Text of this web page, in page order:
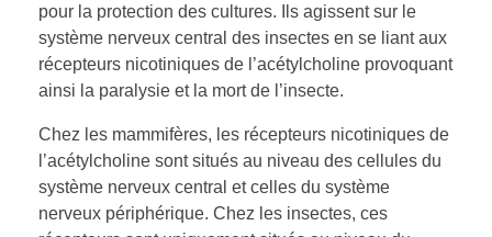
pour la protection des cultures. Ils agissent sur le
système nerveux central des insectes en se liant aux
récepteurs nicotiniques de l’acétylcholine provoquant
ainsi la paralysie et la mort de l’insecte.
Chez les mammifères, les récepteurs nicotiniques de
l’acétylcholine sont situés au niveau des cellules du
système nerveux central et celles du système
nerveux périphérique. Chez les insectes, ces